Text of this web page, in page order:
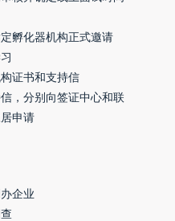
孵化器机构正式邀请
证书和支持信
，分别向签证中心和联
申请
企业